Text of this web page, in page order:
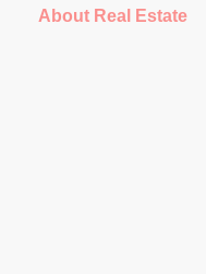
About Real Estate